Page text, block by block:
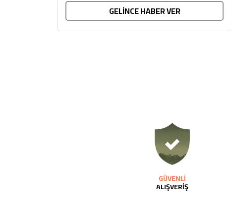
GELİNCE HABER VER
GÜVENLİ
ALIŞVERİŞ